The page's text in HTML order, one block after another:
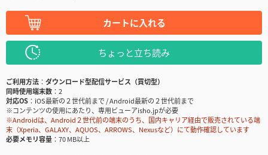
カートに入れる
ちょっと立ち読み
ご利用方法
ダウンロード型配信サービス（買切型）
同時使用端末数
2
対応OS
iOS最新の２世代前まで / Android最新の２世代前まで
※コンテンツの使用にあたり、専用ビューアisho.jpが必要
※Androidは、Android２世代前の端末のうち、国内キャリア経由で販売されている端
末（Xperia、GALAXY、AQUOS、ARROWS、Nexusなど）にて動作確認しています
必要メモリ容量
70 MB以上